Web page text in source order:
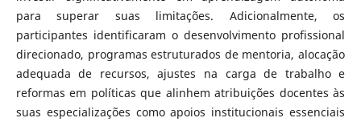
para superar suas limitações. Adicionalmente, os
participantes identificaram o desenvolvimento profissional
direcionado, programas estruturados de mentoria, alocação
adequada de recursos, ajustes na carga de trabalho e
reformas em políticas que alinhem atribuições docentes às
suas especializações como apoios institucionais essenciais